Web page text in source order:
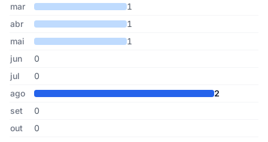
mar
1
abr
1
mai
1
jun
0
jul
0
ago
2
set
0
out
0